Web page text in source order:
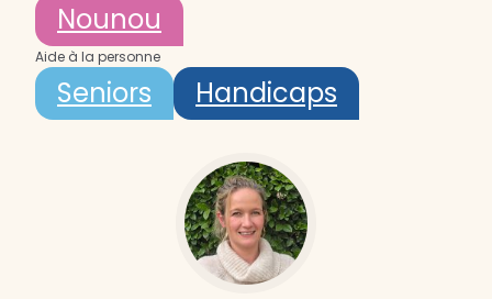
Nounou
Aide à la personne
Seniors Handicaps